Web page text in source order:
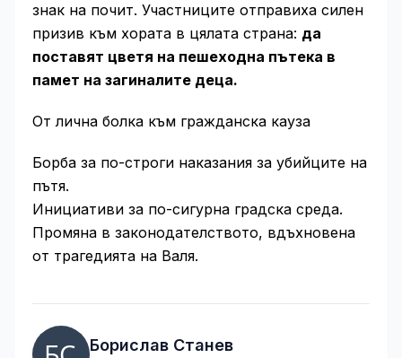
знак на почит. Участниците отправиха силен
призив към хората в цялата страна: да
поставят цветя на пешеходна пътека в
памет на загиналите деца.
От лична болка към гражданска кауза
Борба за по-строги наказания за убийците на
пътя.
Инициативи за по-сигурна градска среда.
Промяна в законодателството, вдъхновена
от трагедията на Валя.
Борислав Станев